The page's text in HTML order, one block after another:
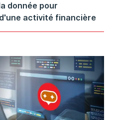
donnée pour
activité financière